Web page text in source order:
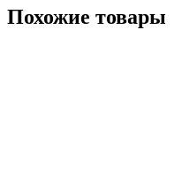
Похожие товары